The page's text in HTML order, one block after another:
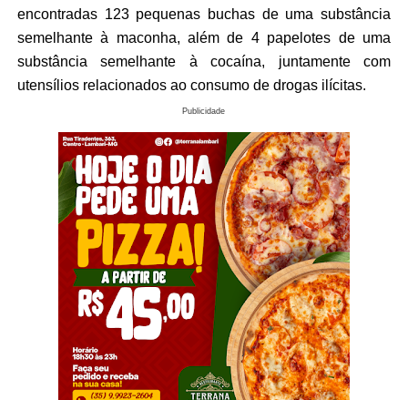
encontradas 123 pequenas buchas de uma substância
semelhante à maconha, além de 4 papelotes de uma
substância semelhante à cocaína, juntamente com
utensílios relacionados ao consumo de drogas ilícitas.
Publicidade